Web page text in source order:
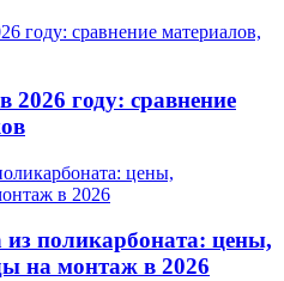
2026 году: сравнение
из поликарбоната: цены,
на монтаж в 2026